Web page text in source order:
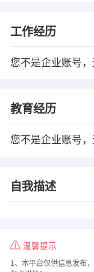
工作经历
您不是企业账号
教育经历
您不是企业账号
自我描述
温馨提示
1、本平台仅供信息发布